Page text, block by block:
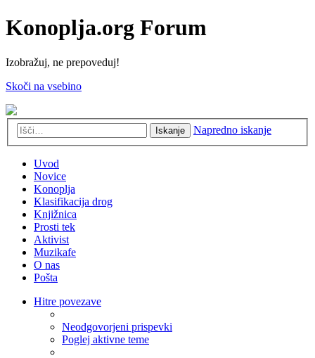
Konoplja.org Forum
Izobražuj, ne prepoveduj!
Skoči na vsebino
Iskanje Napredno iskanje
Uvod
Novice
Konoplja
Klasifikacija drog
Knjižnica
Prosti tek
Aktivist
Muzikafe
O nas
Pošta
Hitre povezave
Neodgovorjeni prispevki
Poglej aktivne teme